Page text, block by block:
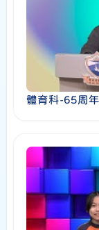
體育科-65周